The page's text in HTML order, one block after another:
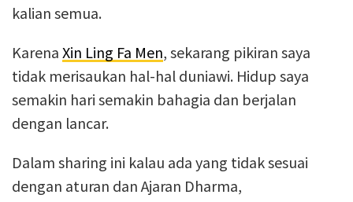
kalian semua.
KarenaXin Ling Fa Men, sekarang pikiran saya
tidak merisaukan hal-hal duniawi. Hidup saya
semakin hari semakin bahagia dan berjalan
dengan lancar.
Dalam sharing ini kalau ada yang tidak sesuai
dengan aturan dan Ajaran Dharma,